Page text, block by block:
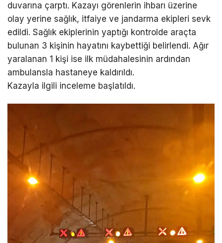
duvarına çarptı. Kazayı görenlerin ihbarı üzerine
olay yerine sağlık, itfaiye ve jandarma ekipleri sevk
edildi. Sağlık ekiplerinin yaptığı kontrolde araçta
bulunan 3 kişinin hayatını kaybettiği belirlendi. Ağır
yaralanan 1 kişi ise ilk müdahalesinin ardından
ambulansla hastaneye kaldırıldı.
Kazayla ilgili inceleme başlatıldı.